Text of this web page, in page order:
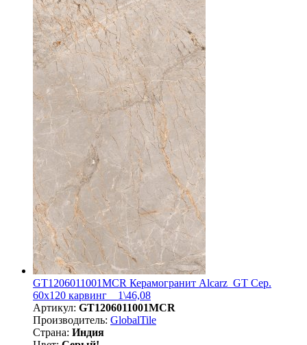
GT1206011001MCR Керамогранит Alcarz_GT Сер.
60x120 карвинг _ 1\46,08
Артикул: GT1206011001MCR
Производитель: GlobalTile
Страна: Индия